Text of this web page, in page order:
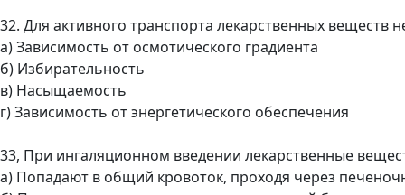
32. Для активного транспорта лекарственных веществ
а) Зависимость от осмотического градиента
б) Избирательность
в) Насыщаемость
г) Зависимость от энергетического обеспечения
33, При ингаляционном введении лекарственные
а) Попадают в общий кровоток, проходя через